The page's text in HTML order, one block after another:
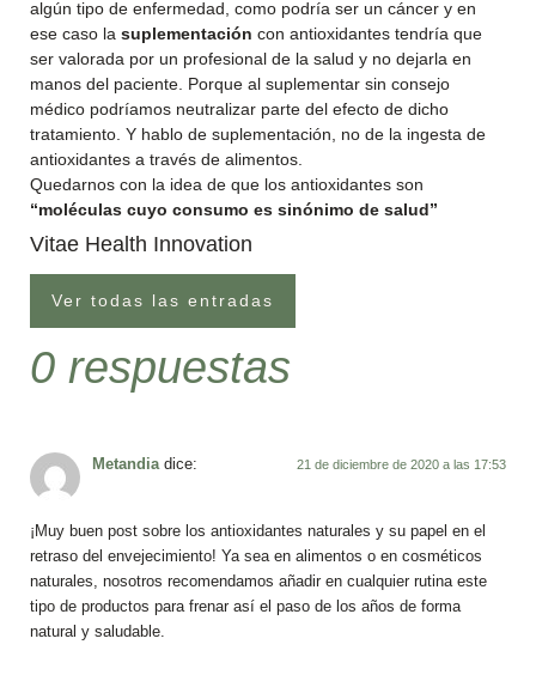
algún tipo de enfermedad, como podría ser un cáncer y en
ese caso la suplementación con antioxidantes tendría que
ser valorada por un profesional de la salud y no dejarla en
manos del paciente. Porque al suplementar sin consejo
médico podríamos neutralizar parte del efecto de dicho
tratamiento. Y hablo de suplementación, no de la ingesta de
antioxidantes a través de alimentos.
Quedarnos con la idea de que los antioxidantes son
“moléculas cuyo consumo es sinónimo de salud”
Vitae Health Innovation
Ver todas las entradas
0 respuestas
Metandia dice: 21 de diciembre de 2020 a las 17:53
¡Muy buen post sobre los antioxidantes naturales y su papel en el
retraso del envejecimiento! Ya sea en alimentos o en cosméticos
naturales, nosotros recomendamos añadir en cualquier rutina este
tipo de productos para frenar así el paso de los años de forma
natural y saludable.